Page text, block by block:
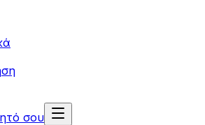
σου